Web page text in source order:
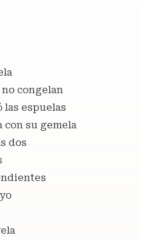
congelan
las espuelas
con su gemela
dos